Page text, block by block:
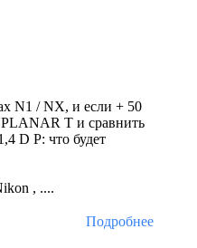
N1 / NX, и если + 50
T и сравнить
D P: что будет
, ....
Подробнее